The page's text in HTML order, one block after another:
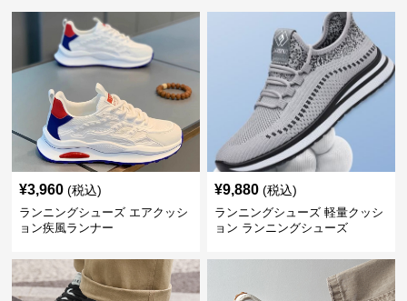
¥3,960 (税込)
ランニングシューズ エアクッシ
ョン疾風ランナー
¥9,880 (税込)
ランニングシューズ 軽量クッシ
ョン ランニングシューズ